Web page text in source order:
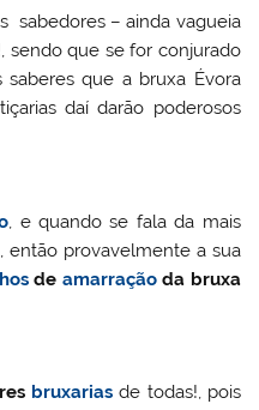
sabedores – ainda vagueia
sendo que se for conjurado
que a bruxa Évora
daí darão poderosos
, e quando se fala da mais
, então provavelmente a sua
de amarraçãoda bruxa
bruxariasde todas!, pois